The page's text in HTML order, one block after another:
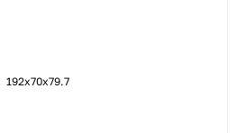
192х70х79.7